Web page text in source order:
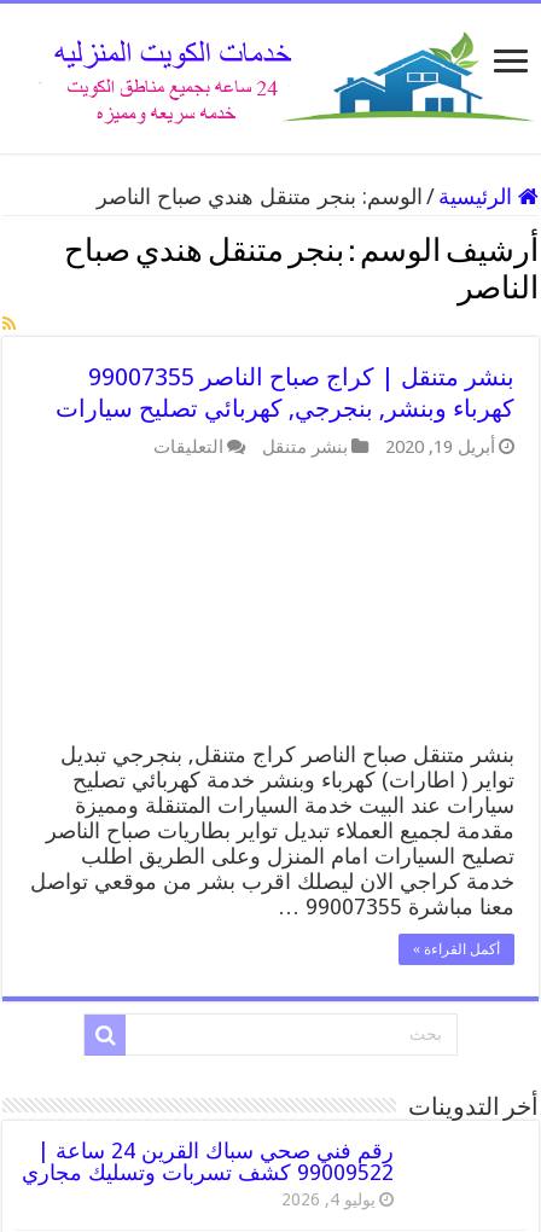
الرئيسية / الوسم: بنجر متنقل هندي صباح الناصر
أرشيف الوسم : بنجر متنقل هندي صباح
الناصر
بنشر متنقل | كراج صباح الناصر 99007355
كهرباء وبنشر, بنجرجي, كهربائي تصليح سيارات
أبريل 19, 2020 بنشر متنقل التعليقات
مغلقة
بنشر متنقل صباح الناصر كراج متنقل, بنجرجي تبديل
تواير ( اطارات) كهرباء وبنشر خدمة كهربائي تصليح
سيارات عند البيت خدمة السيارات المتنقلة ومميزة
مقدمة لجميع العملاء تبديل تواير بطاريات صباح الناصر
تصليح السيارات امام المنزل وعلى الطريق اطلب
خدمة كراجي الان ليصلك اقرب بشر من موقعي تواصل
معنا مباشرة 99007355 …
أكمل القراءة »
أخر التدوينات
رقم فني صحي سباك القرين 24 ساعة |
99009522 كشف تسربات وتسليك مجاري
يوليو 4, 2026